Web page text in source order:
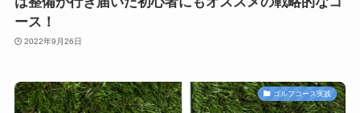
ース！
2022年9月26日
ゴルフコース実践